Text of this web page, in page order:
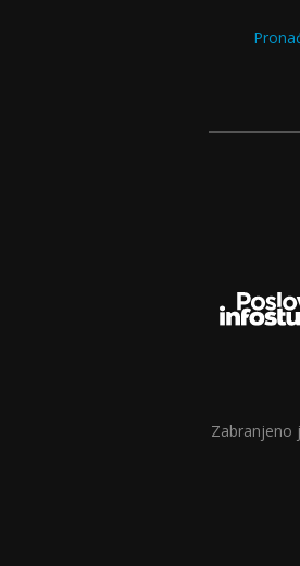
Zabranjeno